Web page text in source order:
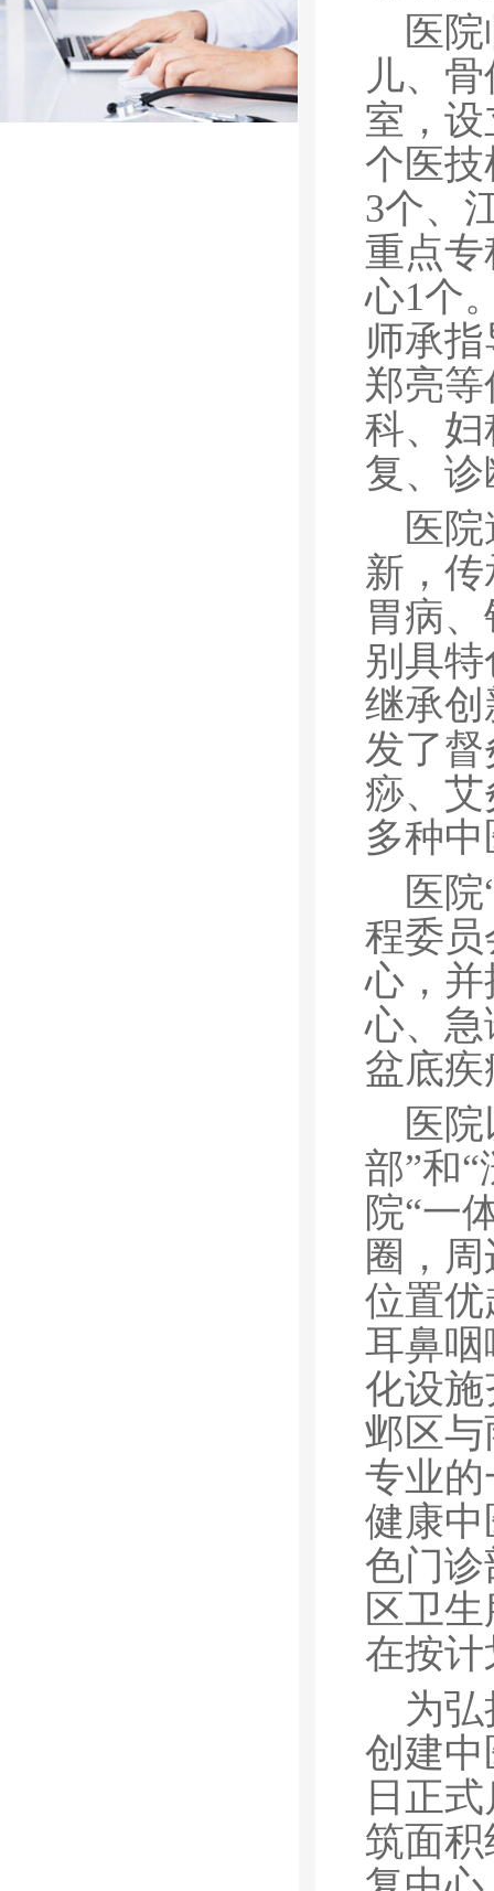
医
儿、
室，
个医
3个、
重点
心1个
师承
郑亮
科、
复、
医
新，
胃病
别具
继承
发了
痧、
多种
医
程委员
心，
心、
盆底
医
部”和
院“一
圈，
位置
耳鼻
化设
邺区
专业
健康
色门
区卫
在按
为
创建中
日正
筑面积